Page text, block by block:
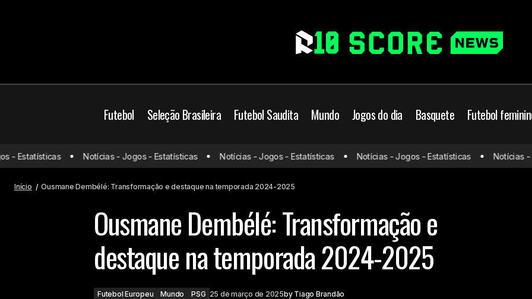
Futebol Seleção Brasileira Futebol Saudita Mundo Jogos do dia Basquete Futebol
Pai de Rodrygo se reúne com o
Manchester City; afirma tv espanhola
Futebol Europeu
Mundo
PSG
Ousmane Dembélé: Transformação e destaque na
2025
Estatísticas Notícias - Jogos - Estatísticas Notícias - Jogos - Estatísticas Notícias - Jogos - Estatísticas Notícias -
Início Ousmane Dembélé: Transformação e destaque na temporada 2024-2025
Ousmane Dembélé: Transformação e
destaque na temporada 2024-2025
Futebol Europeu Mundo PSG 25 de março de 2025by Tiago Brandão